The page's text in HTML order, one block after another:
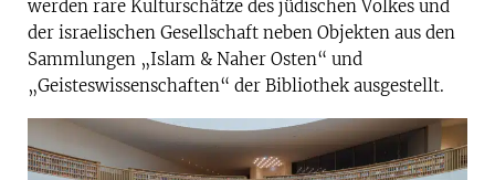
werden rare Kulturschätze des jüdischen Volkes und
der israelischen Gesellschaft neben Objekten aus den
Sammlungen „Islam & Naher Osten“ und
„Geisteswissenschaften“ der Bibliothek ausgestellt.